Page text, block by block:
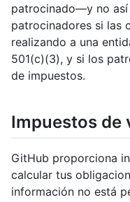
patrocinado—y no
patrocinadores si las
realizando a una
501(c)(3), y si los
de impuestos.
Impuestos de
GitHub proporciona
calcular tus
información no está